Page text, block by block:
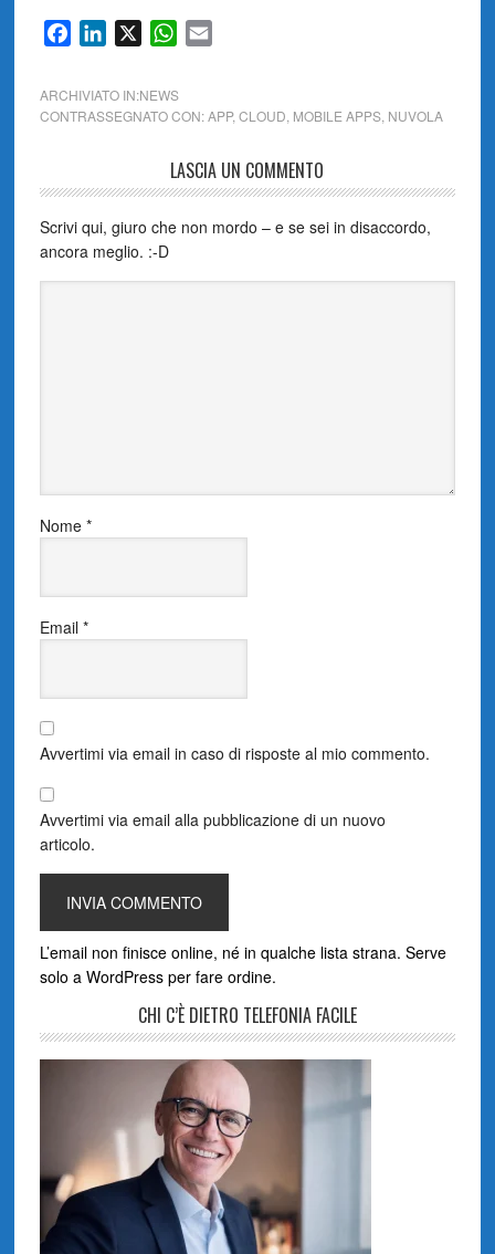
FacebookLinkedIn WhatsApp
ARCHIVIATO IN:NEWS
CONTRASSEGNATO CON:APP, CLOUD MOBILE APPS, NUVOLA
LASCIA UN COMMENTO
Scrivi qui, giuro che non mordo – e se sei in disaccordo,
ancora meglio. :-D
Nome *
Email *
Avvertimi via email in caso di risposte al mio commento.
Avvertimi via email alla pubblicazione di un nuovo
articolo.
L’email non finisce online, né in qualche lista strana. Serve
solo a WordPress per fare ordine.
CHI C’È DIETRO TELEFONIA FACILE